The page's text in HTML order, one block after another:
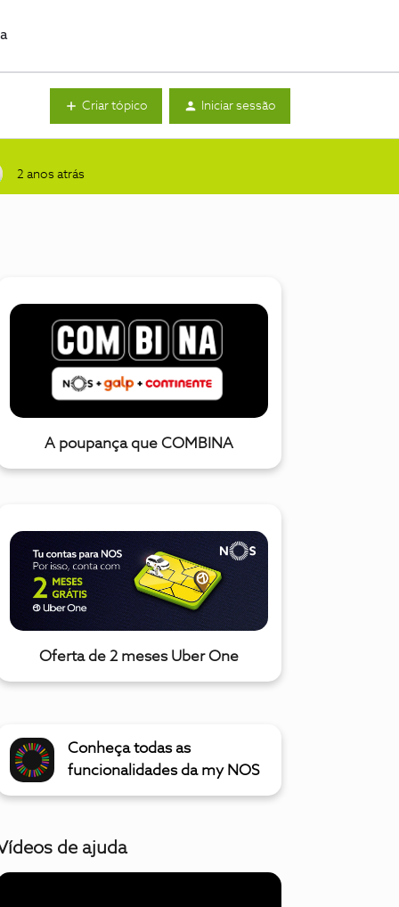
Criar tópico Iniciar sessão
2 anos atrás
A poupança que COMBINA
Oferta de 2 meses Uber One
Conheça todas as
funcionalidades da my NOS
de ajuda